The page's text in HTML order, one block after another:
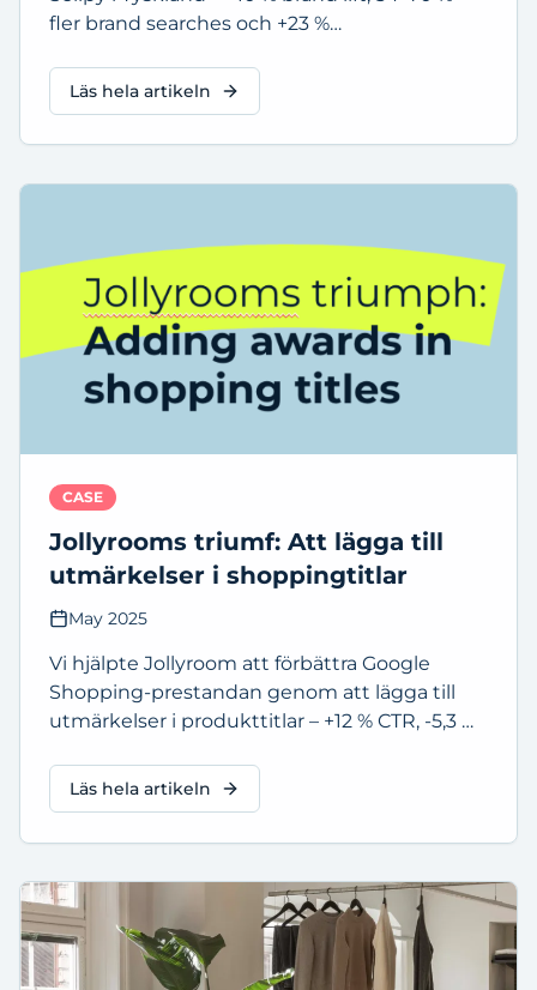
fler brand searches och +23 %
Läs hela artikeln
CASE
Jollyrooms triumf: Att lägga till
utmärkelser i shoppingtitlar
May 2025
Vi hjälpte Jollyroom att förbättra Google
Shopping-prestandan genom att lägga till
utmärkelser i produkttitlar – +12 % CTR, -5,3 %
Läs hela artikeln